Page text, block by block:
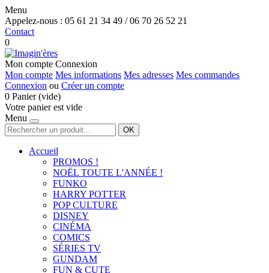
Menu
Appelez-nous : 05 61 21 34 49 / 06 70 26 52 21
Contact
0
Mon compte Connexion
Mon compte Mes informations Mes adresses Mes commandes
Connexion ou Créer un compte
0 Panier (vide)
Votre panier est vide
Menu
OK
Accueil
PROMOS !
NOËL TOUTE L'ANNÉE !
FUNKO
HARRY POTTER
POP CULTURE
DISNEY
CINÉMA
COMICS
SÉRIES TV
GUNDAM
FUN & CUTE